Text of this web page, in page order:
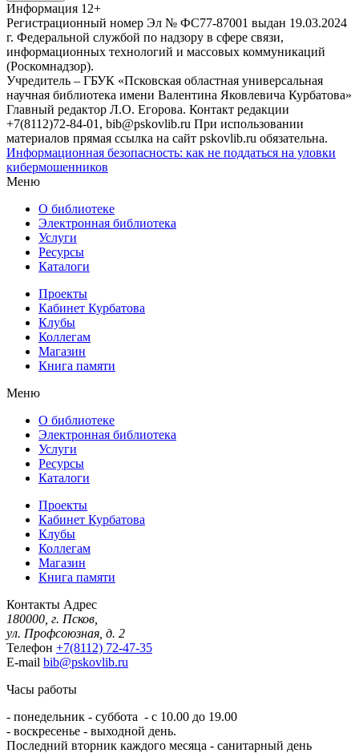
Информация 12+
Регистрационный номер Эл № ФС77-87001 выдан 19.03.2024
г. Федеральной службой по надзору в сфере связи,
информационных технологий и массовых коммуникаций
(Роскомнадзор).
Учредитель – ГБУК «Псковская областная универсальная
научная библиотека имени Валентина Яковлевича Курбатова»
Главный редактор Л.О. Егорова. Контакт редакции
+7(8112)72-84-01, bib@pskovlib.ru При использовании
материалов прямая ссылка на сайт pskovlib.ru обязательна.
Информационная безопасность: как не поддаться на уловки
кибермошенников
Меню
О библиотеке
Электронная библиотека
Услуги
Ресурсы
Каталоги
Проекты
Кабинет Курбатова
Клубы
Коллегам
Магазин
Книга памяти
Меню
О библиотеке
Электронная библиотека
Услуги
Ресурсы
Каталоги
Проекты
Кабинет Курбатова
Клубы
Коллегам
Магазин
Книга памяти
Контакты Адрес
180000, г. Псков,
ул. Профсоюзная, д. 2
Телефон +7(8112) 72-47-35
E-mail bib@pskovlib.ru
Часы работы
- понедельник - суббота - с 10.00 до 19.00
- воскресенье - выходной день.
Последний вторник каждого месяца - санитарный день